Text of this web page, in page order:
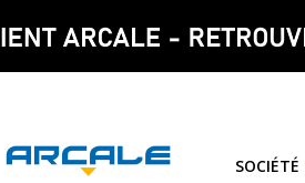
SOCIÉTÉ